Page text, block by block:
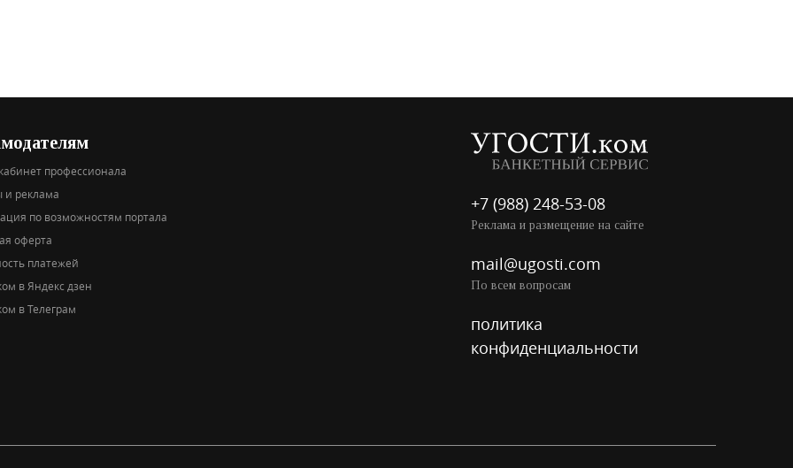
профессионала
и реклама
по возможностям портала
оферта
платежей
в Яндекс дзен
в Телеграм
+7 (988) 248-53-08
Реклама и размещение на сайте
mail@ugosti.com
По всем вопросам
политика
конфиденциальности